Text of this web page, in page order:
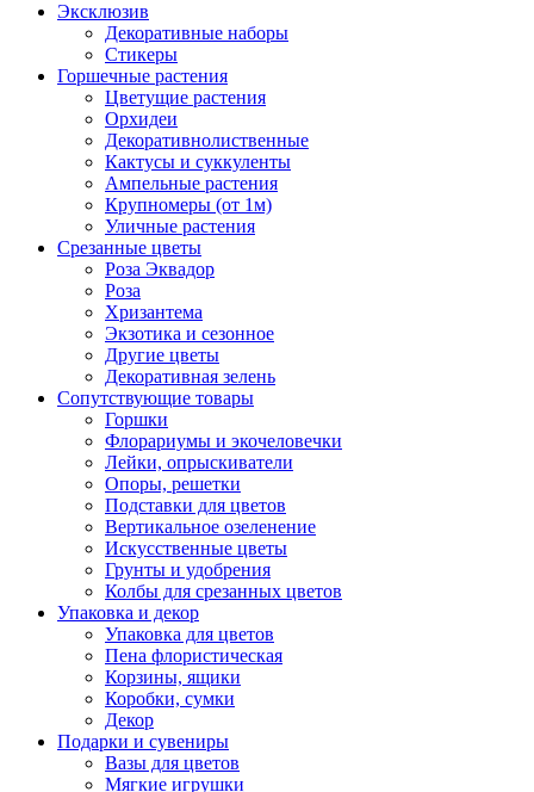
Эксклюзив
Декоративные наборы
Стикеры
Горшечные растения
Цветущие растения
Орхидеи
Декоративнолиственные
Кактусы и суккуленты
Ампельные растения
Крупномеры (от 1м)
Уличные растения
Срезанные цветы
Роза Эквадор
Роза
Хризантема
Экзотика и сезонное
Другие цветы
Декоративная зелень
Сопутствующие товары
Горшки
Флорариумы и экочеловечки
Лейки, опрыскиватели
Опоры, решетки
Подставки для цветов
Вертикальное озеленение
Искусственные цветы
Грунты и удобрения
Колбы для срезанных цветов
Упаковка и декор
Упаковка для цветов
Пена флористическая
Корзины, ящики
Коробки, сумки
Декор
Подарки и сувениры
Вазы для цветов
Мягкие игрушки